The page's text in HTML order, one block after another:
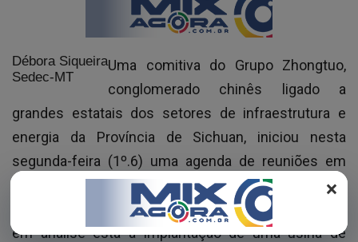
×
Débora Siqueira
Sedec-MT
Uma comitiva do Grupo Zhongtuo,
conglomerado chinês ligado a
grandes estatais dos setores de infraestrutura e
energia da Província de Sichuan, iniciou nesta
segunda-feira (1º.6) uma agenda de reuniões em
Mato Grosso para avaliar oportunidades de
investimento no setor energético. Entre os projetos
em análise está a implantação de uma usina de